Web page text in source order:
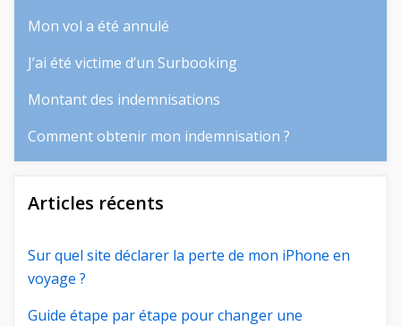
Mon vol a été annulé
J’ai été victime d’un Surbooking
Montant des indemnisations
Comment obtenir mon indemnisation ?
Articles récents
Sur quel site déclarer la perte de mon iPhone en
voyage ?
Guide étape par étape pour changer une